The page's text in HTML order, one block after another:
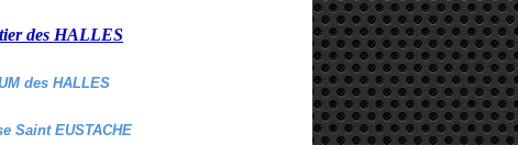
des HALLES
des HALLES
Saint EUSTACHE